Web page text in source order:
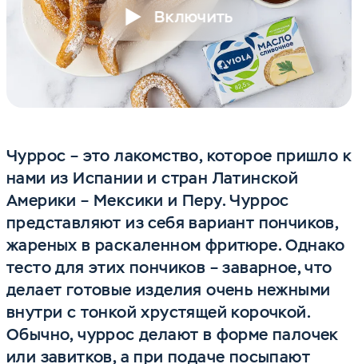
Включить
Чуррос – это лакомство, которое пришло к
нами из Испании и стран Латинской
Америки – Мексики и Перу. Чуррос
представляют из себя вариант пончиков,
жареных в раскаленном фритюре. Однако
тесто для этих пончиков – заварное, что
делает готовые изделия очень нежными
внутри с тонкой хрустящей корочкой.
Обычно, чуррос делают в форме палочек
или завитков, а при подаче посыпают